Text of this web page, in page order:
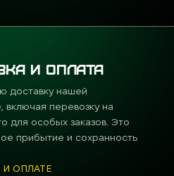
И ОПЛАТА
доставку нашей
включая перевозку на
для особых заказов. Это
прибытие и сохранность
ОПЛАТЕ